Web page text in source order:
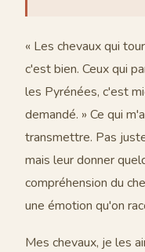
« Les chevaux qui
c'est bien. Ceux qui
les Pyrénées, c'est
demandé. » Ce qui
transmettre. Pas
mais leur donner
compréhension du
une émotion qu'on
Mes chevaux, je les